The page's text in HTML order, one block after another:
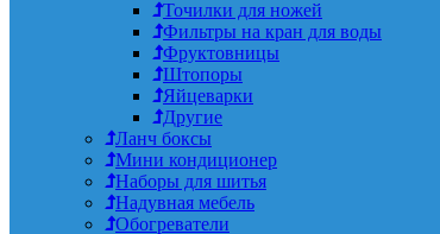
Точилки для ножей
Фильтры на кран для воды
Фруктовницы
Штопоры
Яйцеварки
Другие
Ланч боксы
Мини кондиционер
Наборы для шитья
Надувная мебель
Обогреватели